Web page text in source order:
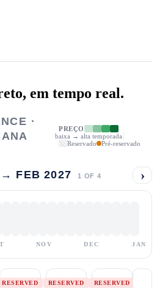
em tempo real.
·
PREÇO
baixa → alta temporada
Reservado
Pré-reservado
FEB 2027 1 OF 4 ›
NOV DEC JAN
RESERVED RESERVED RESERVED